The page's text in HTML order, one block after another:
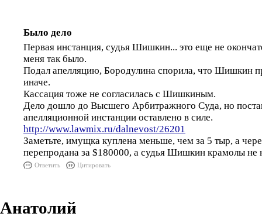
Было дело
Первая инстанция, судья Шишкин... это еще не
меня так было.
Подал апелляцию, Бородулина спорила, что Шишкин
иначе.
Кассация тоже не согласилась с Шишкиным.
Дело дошло до Высшего Арбитражного Суда, но
апелляционной инстанции оставлено в силе.
http://www.lawmix.ru/dalnevost/26201
Заметьте, имущка куплена меньше, чем за 5 тыр, а
перепродана за $180000, а судья Шишкин крамолы не
Ответить Цитировать
Анатолий